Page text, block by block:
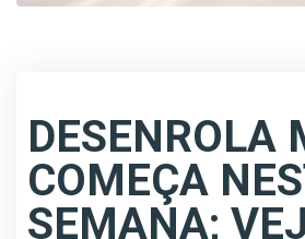
DESENROLA
COMEÇA
SEMANA;